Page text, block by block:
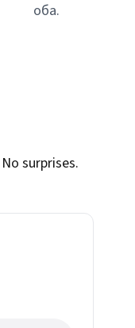
оба.
surprises.